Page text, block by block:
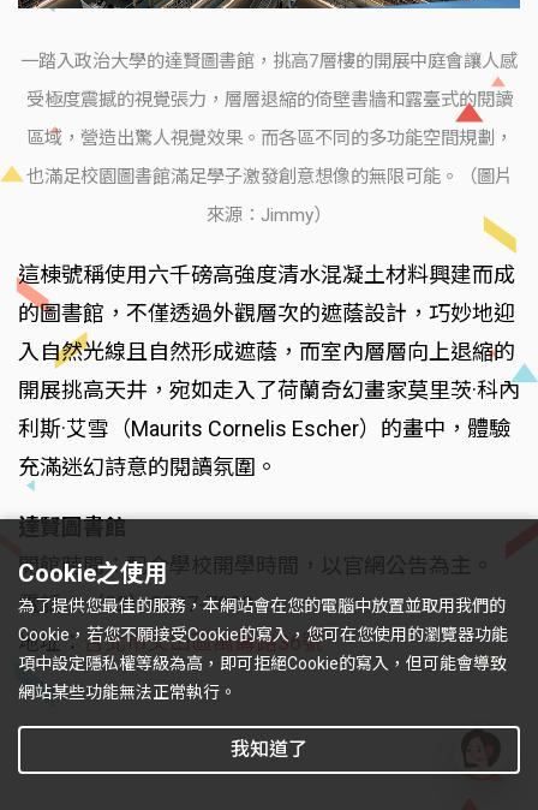
一踏入政治大學的達賢圖書館，挑高7層樓的開展中庭會讓人感
受極度震撼的視覺張力，層層退縮的倚壁書牆和露臺式的閱讀
區域，營造出驚人視覺效果。而各區不同的多功能空間規劃，
也滿足校園圖書館滿足學子激發創意想像的無限可能。（圖片
來源：Jimmy）
這棟號稱使用六千磅高強度清水混凝土材料興建而成
的圖書館，不僅透過外觀層次的遮蔭設計，巧妙地迎
入自然光線且自然形成遮蔭，而室內層層向上退縮的
開展挑高天井，宛如走入了荷蘭奇幻畫家莫里茨·科內
利斯·艾雪（Maurits Cornelis Escher）的畫中，體驗
充滿迷幻詩意的閱讀氛圍。
達賢圖書館
開館時間：配合學校開學時間，以官網公告為主。
電話：（02）8237-7000
地址： 台北市文山區萬壽路36號
Cookie之使用
為了提供您最佳的服務，本網站會在您的電腦中放置並取用我們的
Cookie，若您不願接受Cookie的寫入，您可在您使用的瀏覽器功能
項中設定隱私權等級為高，即可拒絕Cookie的寫入，但可能會導致
網站某些功能無法正常執行。
我知道了